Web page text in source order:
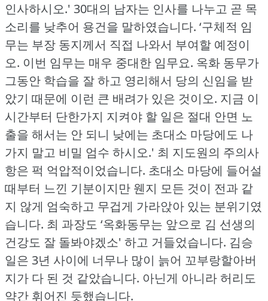
인사하시오.' 30대의 남자는 인사를 나누고 곧 목
소리를 낮추어 용건을 말하였습니다. ‘구체적 임
무는 부장 동지께서 직접 나와서 부여할 예정이
오. 이번 임무는 매우 중대한 임무요. 옥화 동무가
그동안 학습을 잘 하고 영리해서 당의 신임을 받
았기 때문에 이런 큰 배려가 있은 것이오. 지금 이
시간부터 단한가지 지켜야 할 일은 절대 안면 노
출을 해서는 안 되니 낮에는 초대소 마당에도 나
가지 말고 비밀 엄수 하시오.' 최 지도원의 주의사
항은 퍽 억압적이었습니다. 초대소 마당에 들어설
때부터 느낀 기분이지만 웬지 모든 것이 전과 같
지 않게 엄숙하고 무겁게 가라앉아 있는 분위기였
습니다. 최 과장도 ‘옥화동무는 앞으로 김 선생의
건강도 잘 돌봐야겠소' 하고 거들었습니다. 김승
일은 3년 사이에 너무나 많이 늙어 꼬부랑할아버
지가 다 된 것 같았습니다. 아닌게 아니라 허리도
약간 휘어진 듯했습니다.